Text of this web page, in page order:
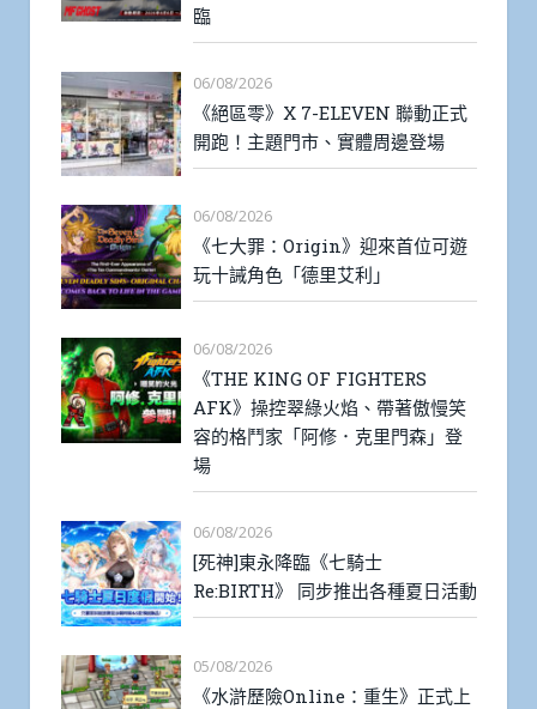
臨
06/08/2026
《絕區零》X 7-ELEVEN 聯動正式
開跑！主題門市、實體周邊登場
06/08/2026
《七大罪：Origin》迎來首位可遊
玩十誡角色「德里艾利」
06/08/2026
《THE KING OF FIGHTERS
AFK》操控翠綠火焰、帶著傲慢笑
容的格鬥家「阿修．克里門森」登
場
06/08/2026
[死神]東永降臨《七騎士
Re:BIRTH》 同步推出各種夏日活動
05/08/2026
《水滸歷險Online：重生》正式上